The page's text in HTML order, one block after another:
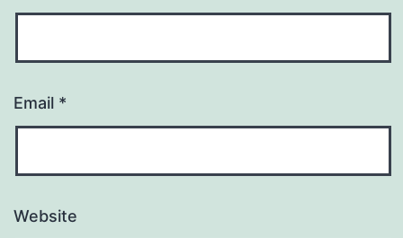
Email *
Website